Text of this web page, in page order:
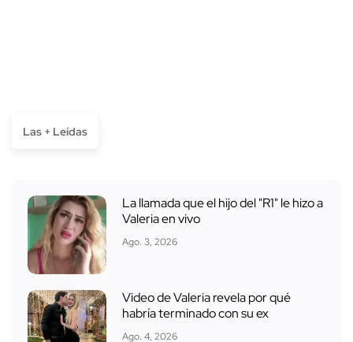
Las + Leídas
La llamada que el hijo del "R1" le hizo a
Valeria en vivo
Ago. 3, 2026
Video de Valeria revela por qué
habría terminado con su ex
Ago. 4, 2026